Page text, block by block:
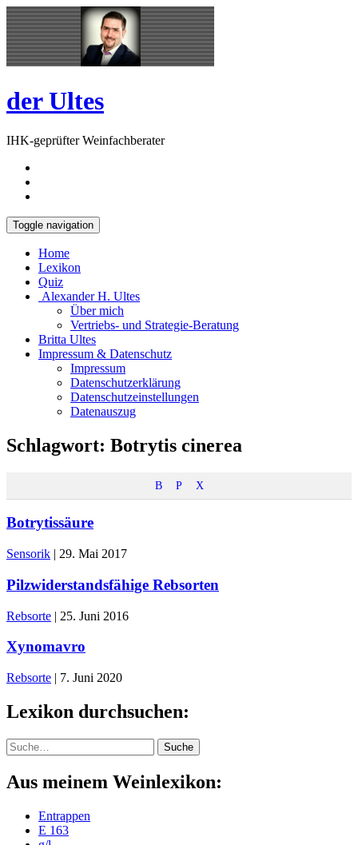
Skip
to
content
Open
Sidebar
der Ultes
IHK-geprüfter Weinfachberater
Toggle navigation
Home
Lexikon
Quiz
Alexander H. Ultes
Über mich
Vertriebs- und Strategie-Beratung
Britta Ultes
Impressum & Datenschutz
Impressum
Datenschutzerklärung
Datenschutzeinstellungen
Datenauszug
Schlagwort: Botrytis cinerea
B P X
Botrytissäure
Sensorik | 29. Mai 2017
Pilzwiderstandsfähige Rebsorten
Rebsorte | 25. Juni 2016
Xynomavro
Rebsorte | 7. Juni 2020
Lexikon durchsuchen:
Suche Suche
Aus meinem Weinlexikon:
Entrappen
E 163